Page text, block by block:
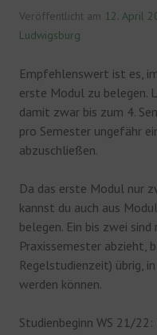
Veröffentlicht am 12. April
Ludwigsburg
Empfehlenswert ist es,
erste Modul zu belegen.
damit zwar bis zum 4.
pro Semester ungefähr
abzuschließen.
Da das erste Modul nur
kannst du auch aus
belegen. Ein bis zwei
Praxissemester abzieht,
Regelstudienzeit) übrig,
werden können.
Studienbeginn WS 21/